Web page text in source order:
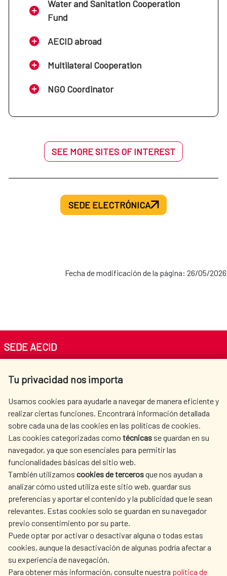
Water and Sanitation Cooperation
Fund
AECID abroad
Multilateral Cooperation
NGO Coordinator
SEE MORE SITES OF INTEREST
SEDE ELECTRÓNICA
Fecha de modificación de la página: 26/05/2026
Tu privacidad nos importa
Usamos cookies para ayudarle a navegar de manera eficiente y
realizar ciertas funciones. Encontrará información detallada
sobre cada una de las cookies en las políticas de cookies.
Las cookies categorizadas como técnicas se guardan en su
navegador, ya que son esenciales para permitir las
funcionalidades básicas del sitio web.
También utilizamos cookies de tercerosque nos ayudan a
analizar cómo usted utiliza este sitio web, guardar sus
preferencias y aportar el contenido y la publicidad que le sean
relevantes. Estas cookies solo se guardan en su navegador
previo consentimiento por su parte.
Puede optar por activar o desactivar alguna o todas estas
cookies, aunque la desactivación de algunas podría afectar a
su experiencia de navegación.
Para obtener más información, consulte nuestra política de
SEDE AECID
Tel. +34 900 20 30 54​​​​​​​
AECID
WHERE DO WE COOPERATE?
SPANISH HUMANITARIAN
ACTION
PRESS ROOM
CULTURE AND SCIENCE LIBRARY
OUR SOCIAL MEDIA